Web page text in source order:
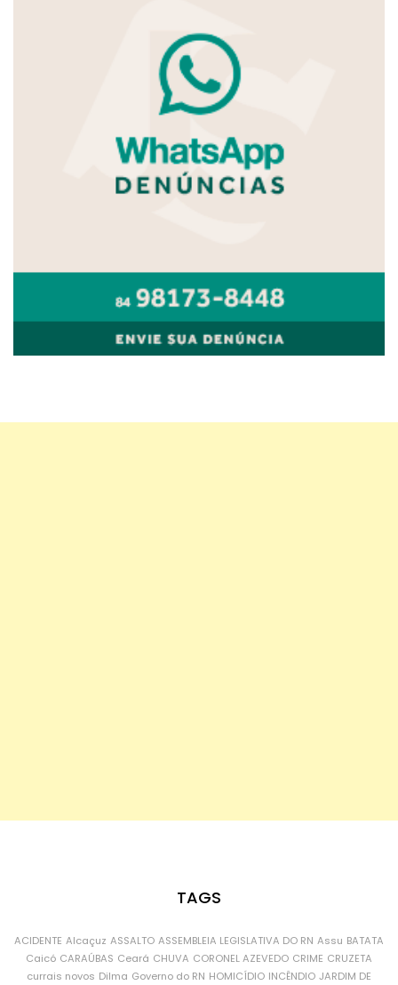
TAGS
ACIDENTE Alcaçuz ASSALTO ASSEMBLEIA LEGISLATIVA DO RN Assu BATATA
Caicó CARAÚBAS Ceará CHUVA CORONEL AZEVEDO CRIME CRUZETA
currais novos Dilma Governo do RN HOMICÍDIO INCÊNDIO JARDIM DE